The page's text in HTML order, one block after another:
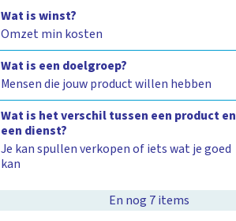
Wat is winst?
Omzet min kosten
Wat is een doelgroep?
Mensen die jouw product willen hebben
Wat is het verschil tussen een product en
een dienst?
Je kan spullen verkopen of iets wat je goed
kan
En nog 7 items